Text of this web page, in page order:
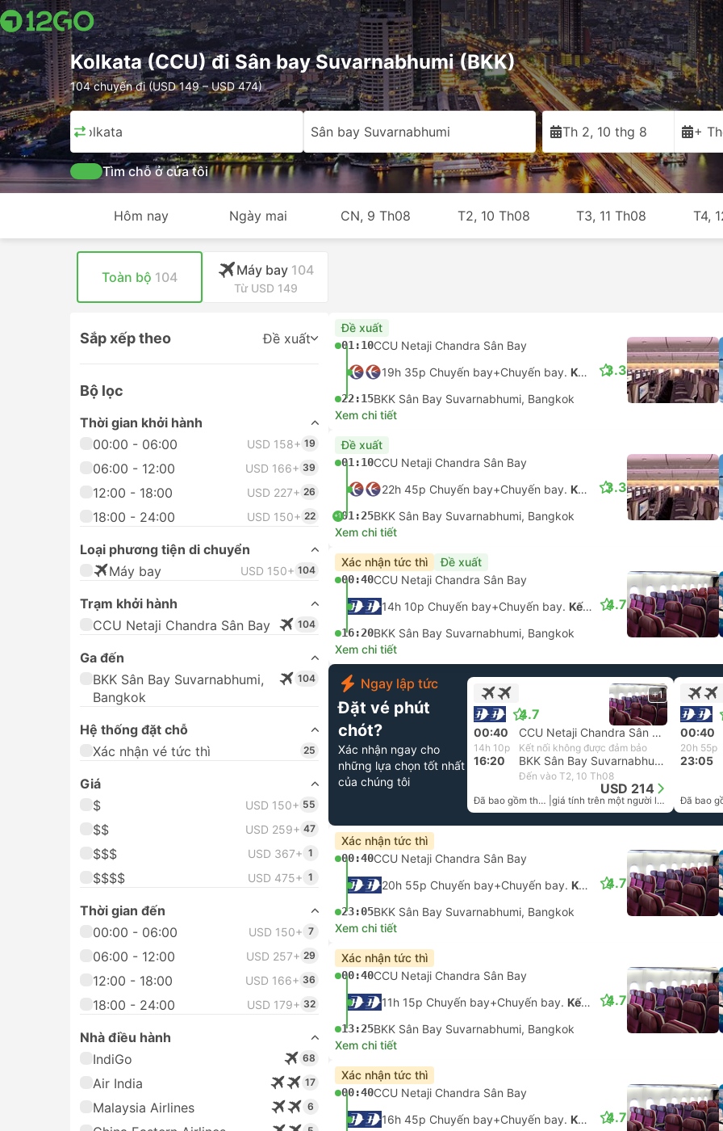
Kolkata (CCU) đi Sân bay Suvarnabhumi (BKK)
104 chuyến đi (USD 149 – USD 474)
Kolkata Sân bay Suvarnabhumi Th 2, 10 thg 8 +
Tìm chỗ ở của tôi
Hôm nay Ngày mai CN, 9 Th08 T2, 10 Th08 T3, 11 Th08 T4,
Toàn bộ 104 Máy bay 104
Từ USD 149
Sắp xếp theo Đề xuất
Bộ lọc
Thời gian khởi hành
00:00 - 06:00
USD 158+ 19
06:00 - 12:00 USD 166+ 39
12:00 - 18:00 USD 227+ 26
18:00 - 24:00 USD 150+ 22
Loại phương tiện di chuyển
Máy bay
USD 150+ 104
Trạm khởi hành
CCU Netaji Chandra Sân Bay
104
Ga đến
BKK Sân Bay Suvarnabhumi,
Bangkok
104
Hệ thống đặt chỗ
Xác nhận vé tức thì
25
Giá
$
USD 150+ 55
$$ USD 259+ 47
$$$ USD 367+ 1
$$$$ USD 475+ 1
Thời gian đến
00:00 - 06:00
USD 150+ 7
06:00 - 12:00 USD 257+ 29
12:00 - 18:00 USD 166+ 36
18:00 - 24:00 USD 179+ 32
Nhà điều hành
IndiGo
68
Air India 17
Malaysia Airlines 6
Đề xuất
01:10CCU Netaji Chandra Sân Bay
19h 35p Chuyến bay+Chuyến bay. Kết nối không được đảm bảo
22:15BKK Sân Bay Suvarnabhumi, Bangkok
3.3
Xem chi tiết
Đề xuất
01:10CCU Netaji Chandra Sân Bay
22h 45p Chuyến bay+Chuyến bay. Kết nối không được đảm bảo
+101:25BKK Sân Bay Suvarnabhumi, Bangkok
3.3
Xem chi tiết
Xác nhận tức thì Đề xuất
00:40CCU Netaji Chandra Sân Bay
14h 10p Chuyến bay+Chuyến bay. Kết nối không được đảm bảo
16:20BKK Sân Bay Suvarnabhumi, Bangkok
4.7
Xem chi tiết
Ngay lập tức
Đặt vé phút
chót?
Xác nhận ngay cho
những lựa chọn tốt nhất
của chúng tôi
4.7
+1
00:40 CCU Netaji Chandra Sân Bay
14h 10p Kết nối không được đảm bảo
16:20 BKK Sân Bay Suvarnabhumi, Bangkok
Đến vào T2, 10 Th08
USD 214
Đã bao gồm thuế | giá tính trên một người lớn
00:40
20h 55p
23:05
Xác nhận tức thì
00:40CCU Netaji Chandra Sân Bay
20h 55p Chuyến bay+Chuyến bay. Kết nối không được đảm bảo
23:05BKK Sân Bay Suvarnabhumi, Bangkok
4.7
Xem chi tiết
Xác nhận tức thì
00:40CCU Netaji Chandra Sân Bay
11h 15p Chuyến bay+Chuyến bay. Kết nối không được đảm bảo
13:25BKK Sân Bay Suvarnabhumi, Bangkok
4.7
Xem chi tiết
Xác nhận tức thì
00:40CCU Netaji Chandra Sân Bay
16h 45p Chuyến bay+Chuyến bay. Kết nối không được đảm bảo 4.7